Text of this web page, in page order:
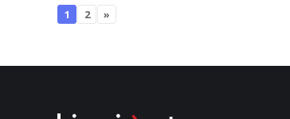
1 2 »